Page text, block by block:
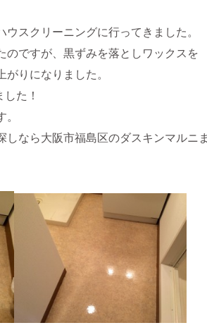
スクリーニングに行ってきました。
のですが、黒ずみを落としワックスを
りになりました。
た！
しなら大阪市福島区のダスキンマルニ